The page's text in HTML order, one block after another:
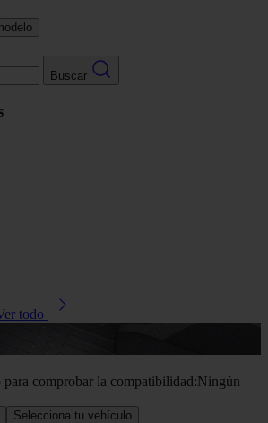
Buscar
todo
comprobar la compatibilidad:Ningún
Selecciona tu vehículo